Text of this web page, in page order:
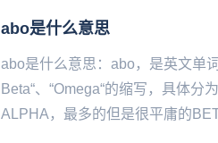
一个换脸的视频火了，在视...
abo是什么意思
abo是什么意思：abo，是英文单词
Beta“、“Omega“的缩写，具体分
ALPHA，最多的但是很平庸的